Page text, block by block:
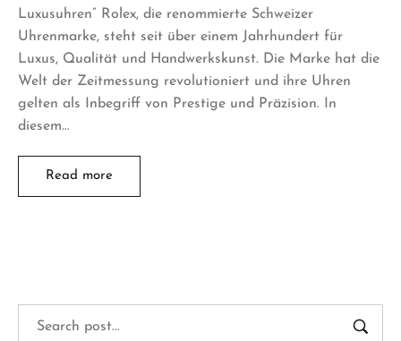
Luxusuhren” Rolex, die renommierte Schweizer
Uhrenmarke, steht seit über einem Jahrhundert für
Luxus, Qualität und Handwerkskunst. Die Marke hat die
Welt der Zeitmessung revolutioniert und ihre Uhren
gelten als Inbegriff von Prestige und Präzision. In
diesem…
Read more